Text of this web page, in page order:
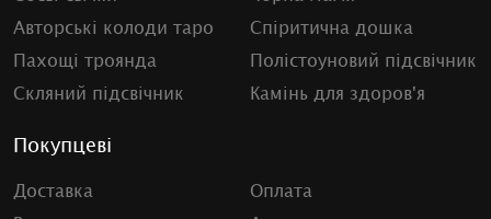
Авторські колоди таро
Спіритична дошка
Пахощі троянда
Полістоуновий підсвічник
Скляний підсвічник
Камінь для здоров'я
Покупцеві
Доставка
Оплата